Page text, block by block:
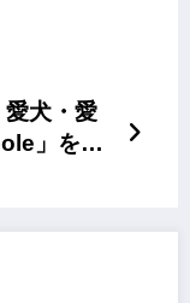
犬・愛
」を発